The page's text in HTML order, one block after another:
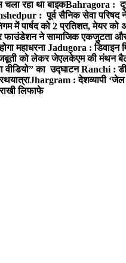
रहा था बाइकBahragora :
: पूर्व सैनिक सेवा परिषद ने
में पार्षद को 2 प्रतिशत, मेयर
ने सामाजिक एकजुटता और
महाधरनाJadugora : डिवाइन
को लेकर जेएलकेएम की मंथन
वीडियो” का उद्घाटनRanchi :
Jhargram : देशव्यापी
लिफाफे